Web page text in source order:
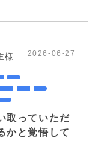
様 2026-06-27
取っていただ
かと覚悟して